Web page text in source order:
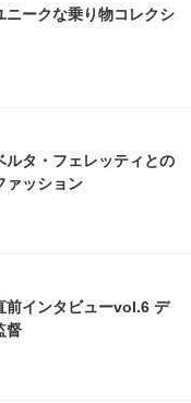
ニークな乗り物コレクシ
ルタ・フェレッティとの
ァッション
前インタビューvol.6 デ
督